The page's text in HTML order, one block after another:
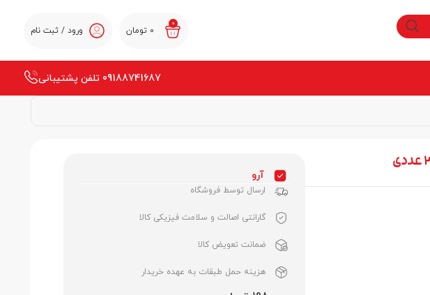
0
0 تومان ورود / ثبت نام
09188741687 تلفن پشتیبانی
آرو
ارسال توسط فروشگاه
گارانتی اصالت و سلامت فیزیکی کالا
ضمانت تعویض کالا
هزینه حمل طبقات به عهده خریدار